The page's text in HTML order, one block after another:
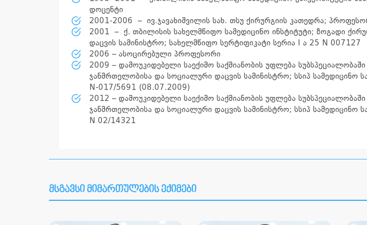
დოცენტი
2001-2006 – ივ.ჯავახიშვილის სახ. თსუ ქირურგიის კათედრა;
2001 – ქ. თბილისის სახელმწიფო სამედიცინო ინსტიტუტი; ზოგადი
დაცვის სამინისტრო; სახელმწიფო სერტიფიკატი სერია I ა 25 N 007127
2006 – ასოცირებული პროფესორი
2009 – დამოუკიდებელი საექიმო საქმიანობის უფლება
ჯანმრთელობისა და სოციალური დაცვის სამინისტრო; სსიპ სამედიცინო
N-017/5691 (08.07.2009)
2012 – დამოუკიდებელი საექიმო საქმიანობის უფლება
ჯანმრთელობისა და სოციალური დაცვის სამინისტრო; სსიპ სამედიცინო
N 02/14321
მსგავსი მიმართულების ექიმები